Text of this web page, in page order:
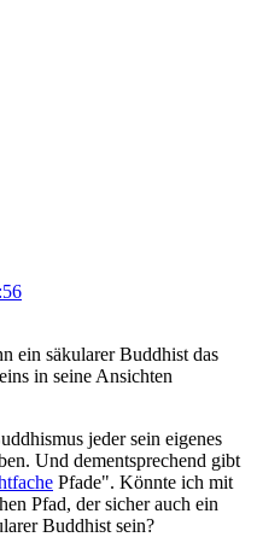
ein säkularer Buddhist das
in seine Ansichten
jeder sein eigenes
Und dementsprechend gibt
Pfade". Könnte ich mit
Pfad, der sicher auch ein
Buddhist sein?